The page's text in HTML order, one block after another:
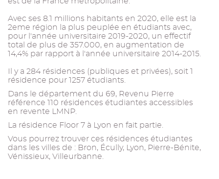
Avec ses 8.1 millions habitants en 2020, elle est la
2eme région la plus peuplée en étudiants avec,
pour l'année universitaire 2019-2020, un effectif
total de plus de 357.000, en augmentation de
14,4% par rapport à l'année universitaire 2014-2015.
Il y a 284 résidences (publiques et privées), soit 1
résidence pour 1257 étudiants.
Dans le département du 69, Revenu Pierre
référence 110 résidences étudiantes accessibles
en revente LMNP.
La résidence Floor 7 à Lyon en fait partie.
Vous pourrez trouver ces résidences étudiantes
dans les villes de : Bron, Écully, Lyon, Pierre-Bénite,
Vénissieux, Villeurbanne.